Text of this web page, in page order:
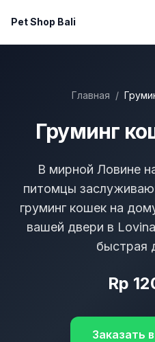
Pet Shop Bali
Главная /
Груминг
В мирной Ловине
питомцы
груминг кошек на
вашей двери в
быстрая
Rp
Заказать